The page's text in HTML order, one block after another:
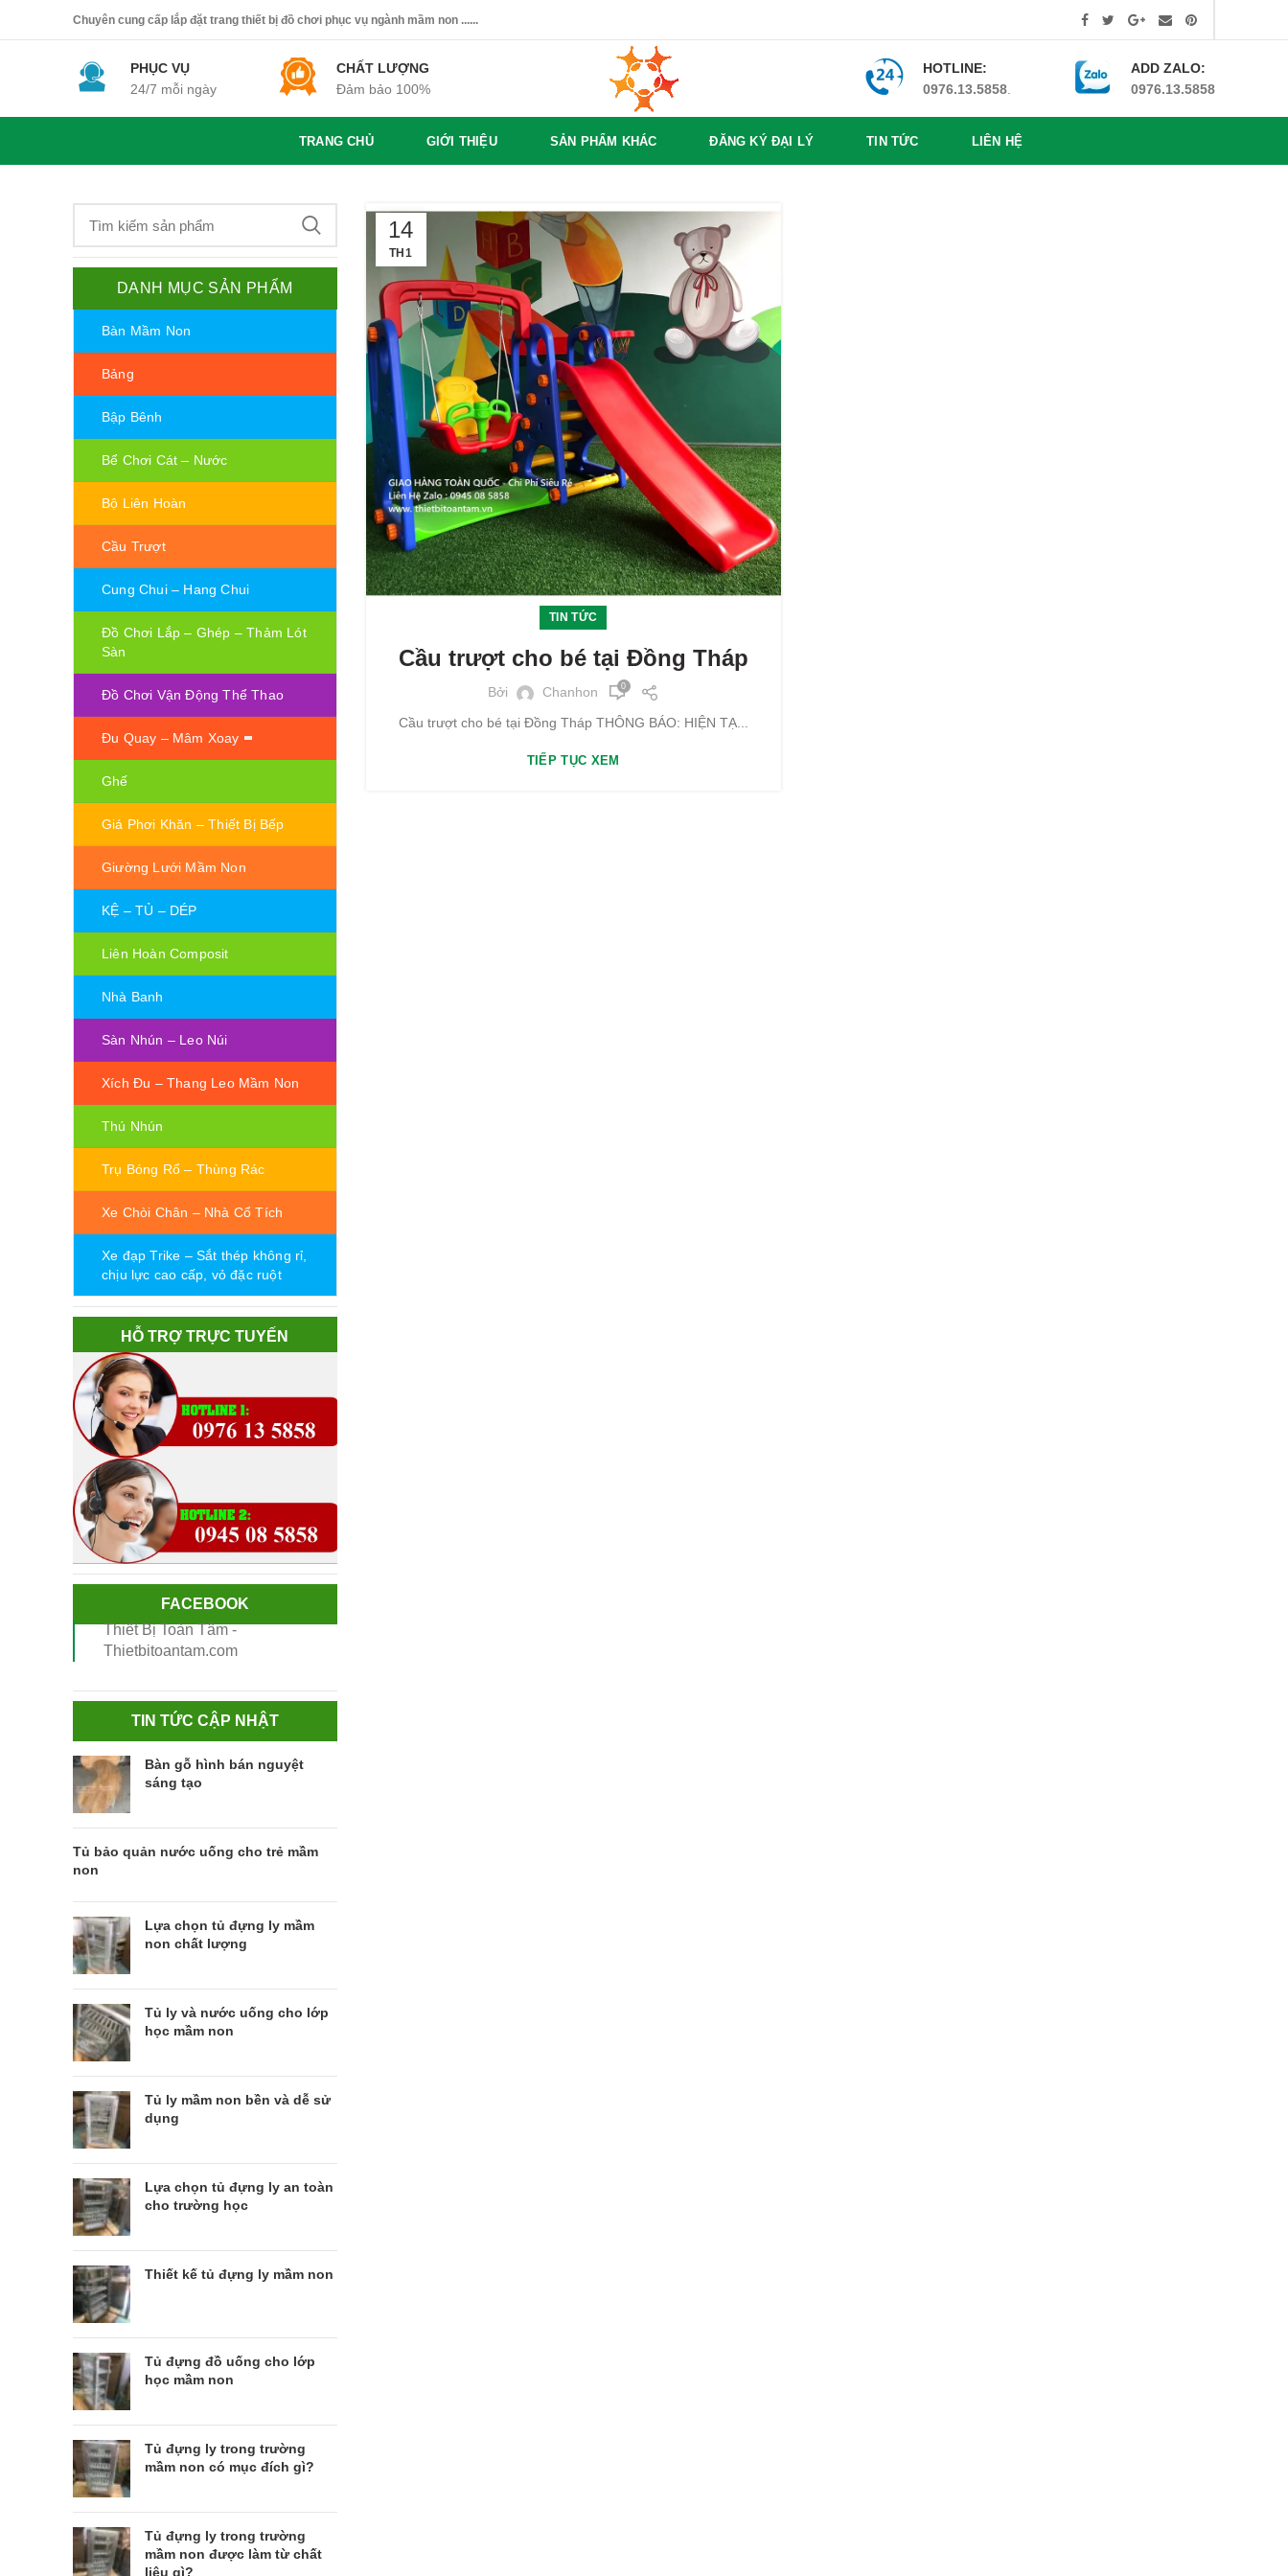
Chuyên cung cấp lắp đặt trang thiết bị đồ chơi phục vụ ngành mầm non ......
PHỤC VỤ
24/7 mỗi ngày
CHẤT LƯỢNG
Đảm bảo 100%
HOTLINE:
0976.13.5858
ADD ZALO:
0976.13.5858
TRANG CHỦ GIỚI THIỆU SẢN PHẨM KHÁC ĐĂNG KÝ ĐẠI LÝ TIN TỨC LIÊN HỆ
14
TH1
TIN TỨC
Cầu trượt cho bé tại Đồng Tháp
Bởi Chanhon 0
Cầu trượt cho bé tại Đồng Tháp THÔNG BÁO: HIỆN TẠ...
TIẾP TỤC XEM
DANH MỤC SẢN PHẨM
Bàn Mầm Non
Bảng
Bập Bênh
Bể Chơi Cát – Nước
Bộ Liên Hoàn
Cầu Trượt
Cung Chui – Hang Chui
Đồ Chơi Lắp – Ghép – Thảm Lót
Sàn
Đồ Chơi Vận Động Thể Thao
Đu Quay – Mâm Xoay
Ghế
Giá Phơi Khăn – Thiết Bị Bếp
Giường Lưới Mầm Non
KỆ – TỦ – DÉP
Liên Hoàn Composit
Nhà Banh
Sàn Nhún – Leo Núi
Xích Đu – Thang Leo Mầm Non
Thú Nhún
Trụ Bóng Rổ – Thùng Rác
Xe Chòi Chân – Nhà Cổ Tích
Xe đạp Trike – Sắt thép không rỉ,
chịu lực cao cấp, vỏ đặc ruột
HỖ TRỢ TRỰC TUYẾN
FACEBOOK
Thiết Bị Toàn Tâm -
Thietbitoantam.com
TIN TỨC CẬP NHẬT
Bàn gỗ hình bán nguyệt
sáng tạo
Tủ bảo quản nước uống cho trẻ mầm
non
Lựa chọn tủ đựng ly mầm
non chất lượng
Tủ ly và nước uống cho lớp
học mầm non
Tủ ly mầm non bền và dễ sử
dụng
Lựa chọn tủ đựng ly an toàn
cho trường học
Thiết kế tủ đựng ly mầm non
Tủ đựng đồ uống cho lớp
học mầm non
Tủ đựng ly trong trường
mầm non có mục đích gì?
Tủ đựng ly trong trường
mầm non được làm từ chất
liệu gì?